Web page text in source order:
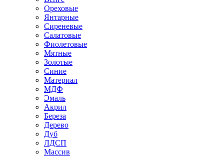
Ореховые
Янтарные
Сиреневые
Салатовые
Фиолетовые
Мятные
Золотые
Синие
Материал
МДФ
Эмаль
Акрил
Береза
Дерево
Дуб
ЛДСП
Массив